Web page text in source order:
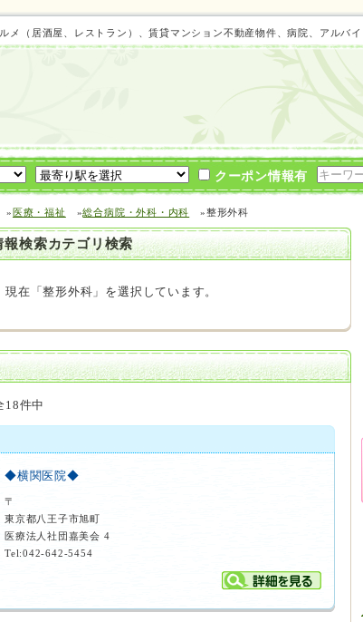
（居酒屋、レストラン）、賃貸マンション不動産物件、病院、アルバ
クーポン情報有
»医療・福祉 »総合病院・外科・内科 »整形外科
検索カテゴリ検索
現在「整形外科」を選択しています。
18件中
◆横関医院◆
〒
東京都八王子市旭町
医療法人社団嘉美会 4
Tel:042-642-5454